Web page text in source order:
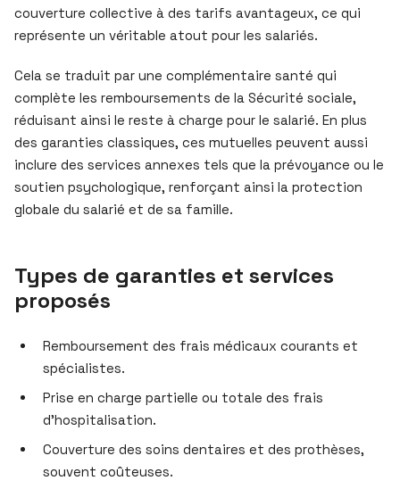
couverture collective à des tarifs avantageux, ce qui
représente un véritable atout pour les salariés.
Cela se traduit par une complémentaire santé qui
complète les remboursements de la Sécurité sociale,
réduisant ainsi le reste à charge pour le salarié. En plus
des garanties classiques, ces mutuelles peuvent aussi
inclure des services annexes tels que la prévoyance ou le
soutien psychologique, renforçant ainsi la protection
globale du salarié et de sa famille.
Types de garanties et services
proposés
Remboursement des frais médicaux courants et
spécialistes.
Prise en charge partielle ou totale des frais
d’hospitalisation.
Couverture des soins dentaires et des prothèses,
souvent coûteuses.